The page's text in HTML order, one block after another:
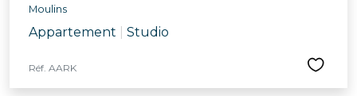
Moulins
Appartement Studio
Réf. AARK